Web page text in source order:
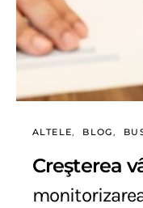
ALTELE BLOG
Creşterea